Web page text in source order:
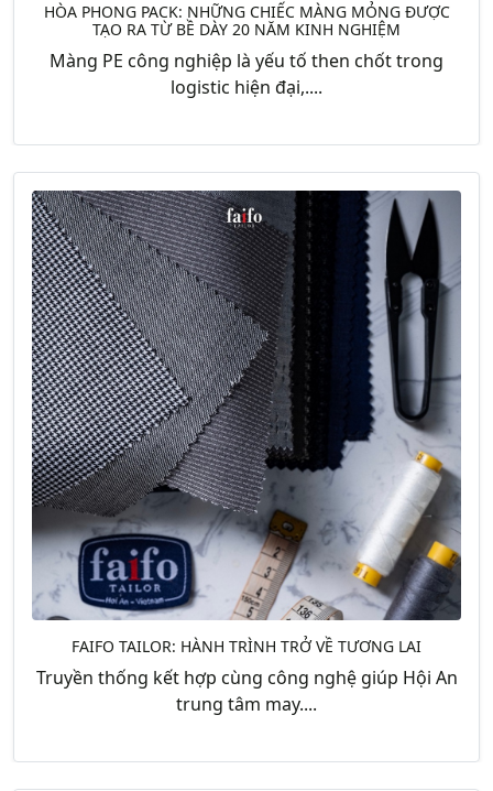
HÒA PHONG PACK: NHỮNG CHIẾC MÀNG MỎNG ĐƯỢC
TẠO RA TỪ BỀ DÀY 20 NĂM KINH NGHIỆM
Màng PE công nghiệp là yếu tố then chốt trong
logistic hiện đại,....
FAIFO TAILOR: HÀNH TRÌNH TRỞ VỀ TƯƠNG LAI
Truyền thống kết hợp cùng công nghệ giúp Hội An
trung tâm may....